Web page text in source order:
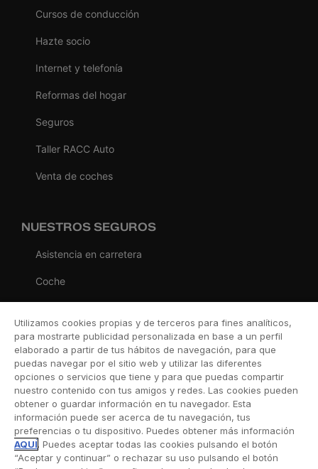
Cursos de conducción
Hazte socio
Internet y telefonía
Reformas del hogar
Seguros
Taller RACC Auto
Venta de coches
NUESTROS SEGUROS
Asistencia en carretera
Coche
Viaje
Hogar
Vida
Decesos
Dental
Utilizamos cookies propias y de terceros para fines analíticos,
para mostrarte publicidad personalizada en base a un perfil
elaborado a partir de tus hábitos de navegación, para que
puedas navegar por el sitio web y utilizar las diferentes
opciones o servicios que tiene y para que puedas compartir
nuestro contenido con tus amigos y redes. Las cookies pueden
obtener o guardar información en tu navegador. Esta
información puede ser acerca de tu navegación, tus
preferencias o tu dispositivo. Puedes obtener más información
AQUÍ. Puedes aceptar todas las cookies pulsando el botón
“Aceptar y continuar” o rechazar su uso pulsando el botón